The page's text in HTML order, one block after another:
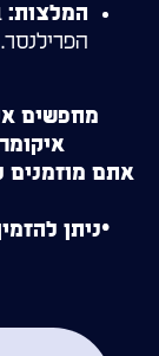
המלצות:
הפרילנסר.
מחפשים
*ניתן